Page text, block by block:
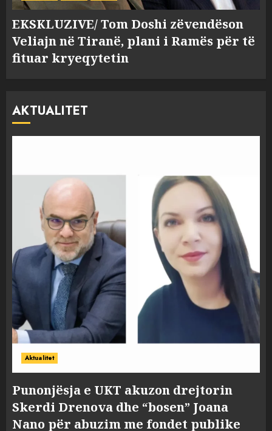
EKSKLUZIVE/ Tom Doshi zëvendëson
Veliajn në Tiranë, plani i Ramës për të
fituar kryeqytetin
AKTUALITET
Aktualitet
Punonjësja e UKT akuzon drejtorin
Skerdi Drenova dhe “bosen” Joana
Nano për abuzim me fondet publike